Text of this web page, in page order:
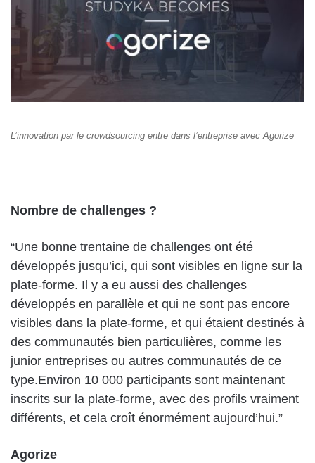
L’innovation par le crowdsourcing entre dans l’entreprise avec Agorize
Nombre de challenges ?
“Une bonne trentaine de challenges ont été
développés jusqu’ici, qui sont visibles en ligne sur la
plate-forme. Il y a eu aussi des challenges
développés en parallèle et qui ne sont pas encore
visibles dans la plate-forme, et qui étaient destinés à
des communautés bien particulières, comme les
junior entreprises ou autres communautés de ce
type.Environ 10 000 participants sont maintenant
inscrits sur la plate-forme, avec des profils vraiment
différents, et cela croît énormément aujourd’hui.”
Agorize